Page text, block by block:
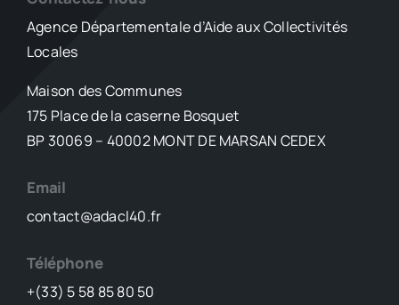
Agence Départementale d’Aide aux Collectivités
Locales
Maison des Communes
175 Place de la caserne Bosquet
BP 30069 – 40002 MONT DE MARSAN CEDEX
Email
contact@adacl40.fr
Téléphone
+(33) 5 58 85 80 50